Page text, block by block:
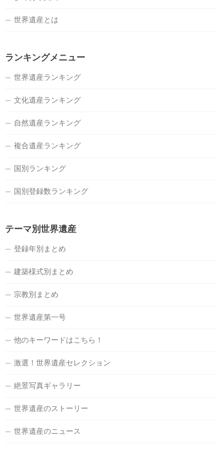
世界遺産とは
ランキングメニュー
世界遺産ランキング
文化遺産ランキング
自然遺産ランキング
複合遺産ランキング
国別ランキング
国別登録数ランキング
テーマ別世界遺産
登録年別まとめ
建築様式別まとめ
宗教別まとめ
世界遺産第一号
他のキーワードはこちら！
激選！世界遺産セレクション
絶景写真ギャラリー
世界遺産のストーリー
世界遺産のニュース